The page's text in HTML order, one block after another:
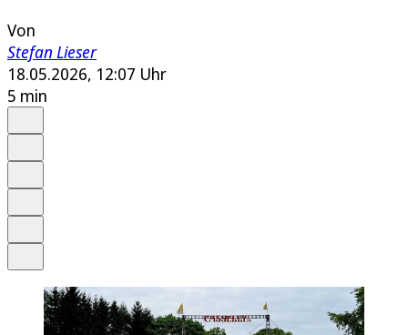
Von
Stefan Lieser
18.05.2026, 12:07 Uhr
5 min